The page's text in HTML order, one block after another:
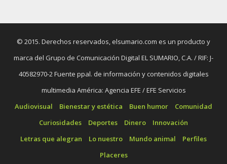
© 2015. Derechos reservados, elsumario.com es un producto y
marca del Grupo de Comunicación Digital EL SUMARIO, C.A. / RIF: J-
40582970-2 Fuente ppal. de información y contenidos digitales
multimedia América: Agencia EFE / EFE Servicios
Audiovisual
Bienestar y estética Buen humor
Comunidad
Curiosidades
Deportes Dinero
Innovación
Letras que alegran
Lo nuestro Mundo animal
Perfiles
Placeres